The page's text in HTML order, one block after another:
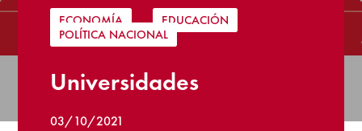
ECONOMÍA | EDUCACIÓN
POLÍTICA NACIONAL
Universidades
03/10/2021